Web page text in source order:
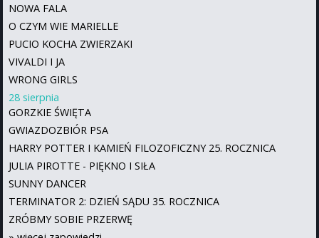
NOWA FALA
O CZYM WIE MARIELLE
PUCIO KOCHA ZWIERZAKI
VIVALDI I JA
WRONG GIRLS
28 sierpnia
GORZKIE ŚWIĘTA
GWIAZDOZBIÓR PSA
HARRY POTTER I KAMIEŃ FILOZOFICZNY 25. ROCZNICA
JULIA PIROTTE - PIĘKNO I SIŁA
SUNNY DANCER
TERMINATOR 2: DZIEŃ SĄDU 35. ROCZNICA
ZRÓBMY SOBIE PRZERWĘ